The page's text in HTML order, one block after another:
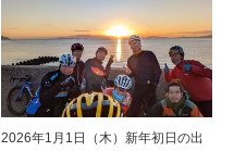
2026年1月1日（木）新年初日の出